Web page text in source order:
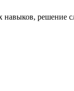
решение